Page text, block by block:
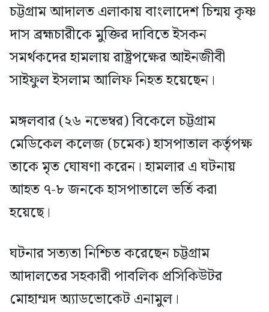
চট্টগ্রাম আদালত এলাকায় বাংলাদেশ চিন্ময় কৃষ্ণ
দাস ব্রহ্মচারীকে মুক্তির দাবিতে ইসকন
সমর্থকদের হামলায় রাষ্ট্রপক্ষের আইনজীবী
সাইফুল ইসলাম আলিফ নিহত হয়েছেন।
মঙ্গলবার (২৬ নভেম্বর) বিকেলে চট্টগ্রাম
মেডিকেল কলেজ (চমেক) হাসপাতাল কর্তৃপক্ষ
তাকে মৃত ঘোষণা করেন। হামলার এ ঘটনায়
আহত ৭-৮ জনকে হাসপাতালে ভর্তি করা
হয়েছে।
ঘটনার সত্যতা নিশ্চিত করেছেন চট্টগ্রাম
আদালতের সহকারী পাবলিক প্রসিকিউটর
মোহাম্মদ অ্যাডভোকেট এনামুল।